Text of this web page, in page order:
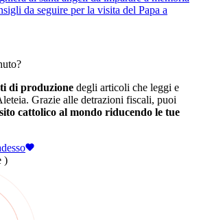
da seguire per la visita del Papa a
di produzione degli articoli che leggi e
Grazie alle detrazioni fiscali, puoi
cattolico al mondo riducendo le tue
)